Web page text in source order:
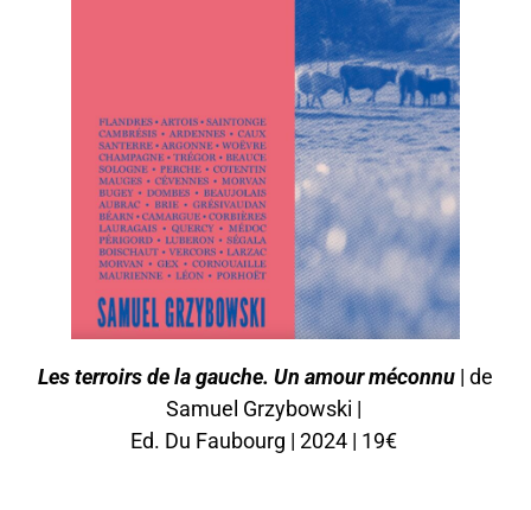
Les terroirs de la gauche. Un amour méconnu | de
Samuel Grzybowski |
Ed. Du Faubourg | 2024 | 19€